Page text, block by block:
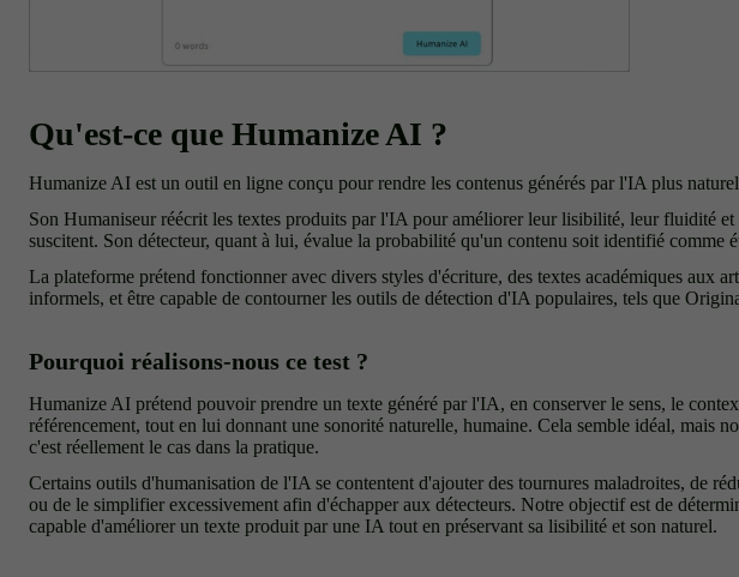
Qu'est-ce que Humanize AI ?
Humanize AI est un outil en ligne conçu pour rendre les contenus générés par l'IA plus
Son Humaniseur réécrit les textes produits par l'IA pour améliorer leur lisibilité, leur fluidité et
suscitent. Son détecteur, quant à lui, évalue la probabilité qu'un contenu soit identifié comme
La plateforme prétend fonctionner avec divers styles d'écriture, des textes académiques aux
informels, et être capable de contourner les outils de détection d'IA populaires, tels que
Pourquoi réalisons-nous ce test ?
Humanize AI prétend pouvoir prendre un texte généré par l'IA, en conserver le sens, le
référencement, tout en lui donnant une sonorité naturelle, humaine. Cela semble idéal, mais
c'est réellement le cas dans la pratique.
Certains outils d'humanisation de l'IA se contentent d'ajouter des tournures maladroites, de
ou de le simplifier excessivement afin d'échapper aux détecteurs. Notre objectif est de
capable d'améliorer un texte produit par une IA tout en préservant sa lisibilité et son naturel.